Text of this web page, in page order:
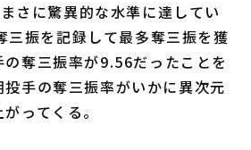
さに驚異的な水準に達してい
振を記録して最多奪三振を獲
奪三振率が9.56だったことを
手の奪三振率がいかに異次元
ってくる。